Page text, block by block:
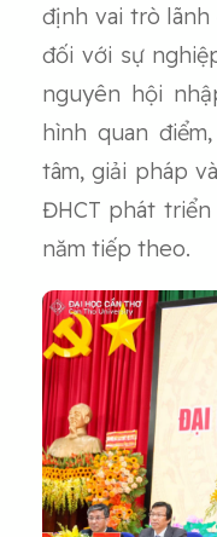
định vai trò
đối với sự
nguyên hội
hình quan
tâm, giải pháp
ĐHCT phát
năm tiếp theo.